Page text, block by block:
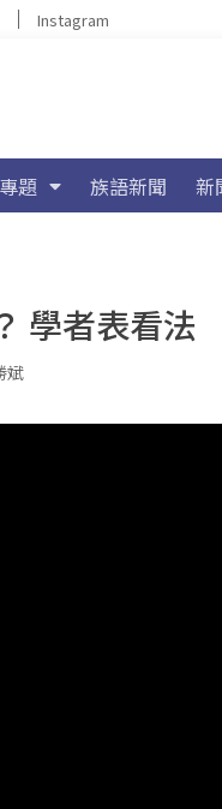
Instagram
專題 族語新聞 新
學者表看法
斌